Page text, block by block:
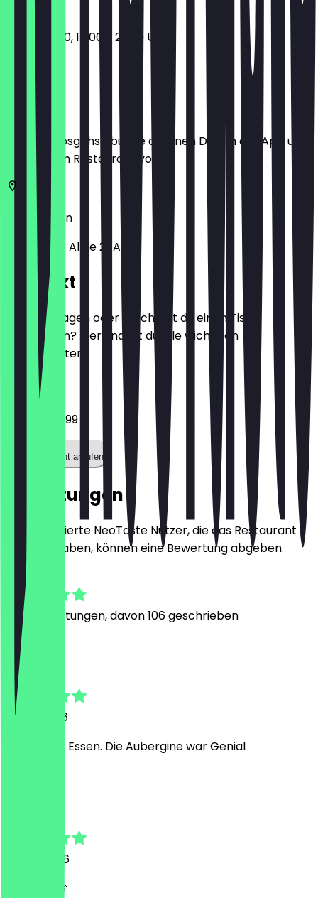
12:00 - 15:00, 17:00 - 22:00 Uhr
Bevor du losgehst, buche dir einen Deal in der App und
zeige ihn im Restaurant vor.
10405
Berlin
Prenzlauer Allee 27A
Kontakt
Hast du Fragen oder möchtest du einen Tisch
reservieren? Hier findest du alle wichtigen
Kontaktdaten.
Telefon
03031480099
Restaurant anrufen
Bewertungen
Nur registrierte NeoTaste Nutzer, die das Restaurant
besucht haben, können eine Bewertung abgeben.
558
Bewertungen, davon 106 geschrieben
Johann
12. Juli 2026
Sehr gutes Essen. Die Aubergine war Genial
31. Mai 2026
Amazing 🫶